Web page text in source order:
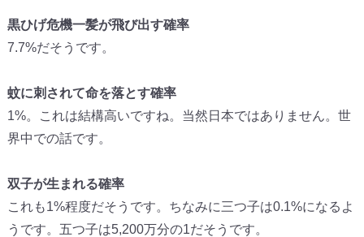
黒ひげ危機一髪が飛び出す確率
7.7%だそうです。
蚊に刺されて命を落とす確率
1%。これは結構高いですね。当然日本ではありません。世
界中での話です。
双子が生まれる確率
これも1%程度だそうです。ちなみに三つ子は0.1%になるよ
うです。五つ子は5,200万分の1だそうです。